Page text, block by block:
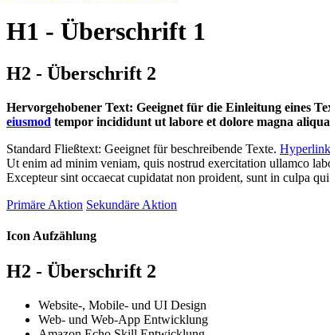
H1 - Überschrift 1
H2 - Überschrift 2
Hervorgehobener Text: Geeignet für die Einleitung eines
eiusmod tempor incididunt ut labore et dolore magna
Standard Fließtext: Geeignet für beschreibende Texte.
Ut enim ad minim veniam, quis nostrud exercitation ullamco
Excepteur sint occaecat cupidatat non proident, sunt in culpa
Primäre Aktion Sekundäre Aktion
Icon Aufzählung
H2 - Überschrift 2
Website-, Mobile- und UI Design
Web- und Web-App Entwicklung